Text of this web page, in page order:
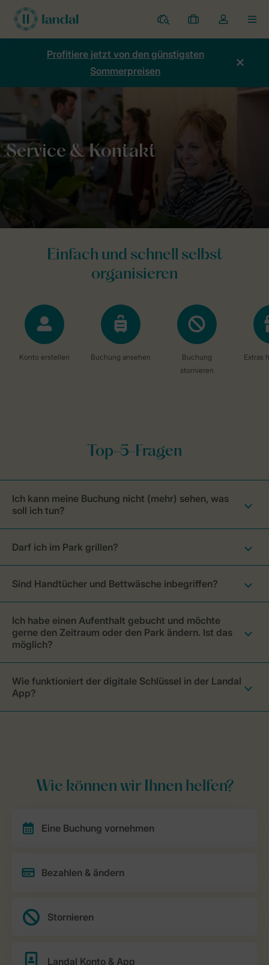
Ferienparks
Meine
Buchungen
Dropdown-
Menü
Kontos
Profitiere jetzt von den günstigsten
Sommerpreisen
Ich kann meine Buchung nicht (mehr) sehen, was
soll ich tun?
Darf ich im Park grillen?
Sind Handtücher und Bettwäsche inbegriffen?
Ich habe einen Aufenthalt gebucht und möchte
gerne den Zeitraum oder den Park ändern. Ist das
möglich?
Wie funktioniert der digitale Schlüssel in der Landal
App?